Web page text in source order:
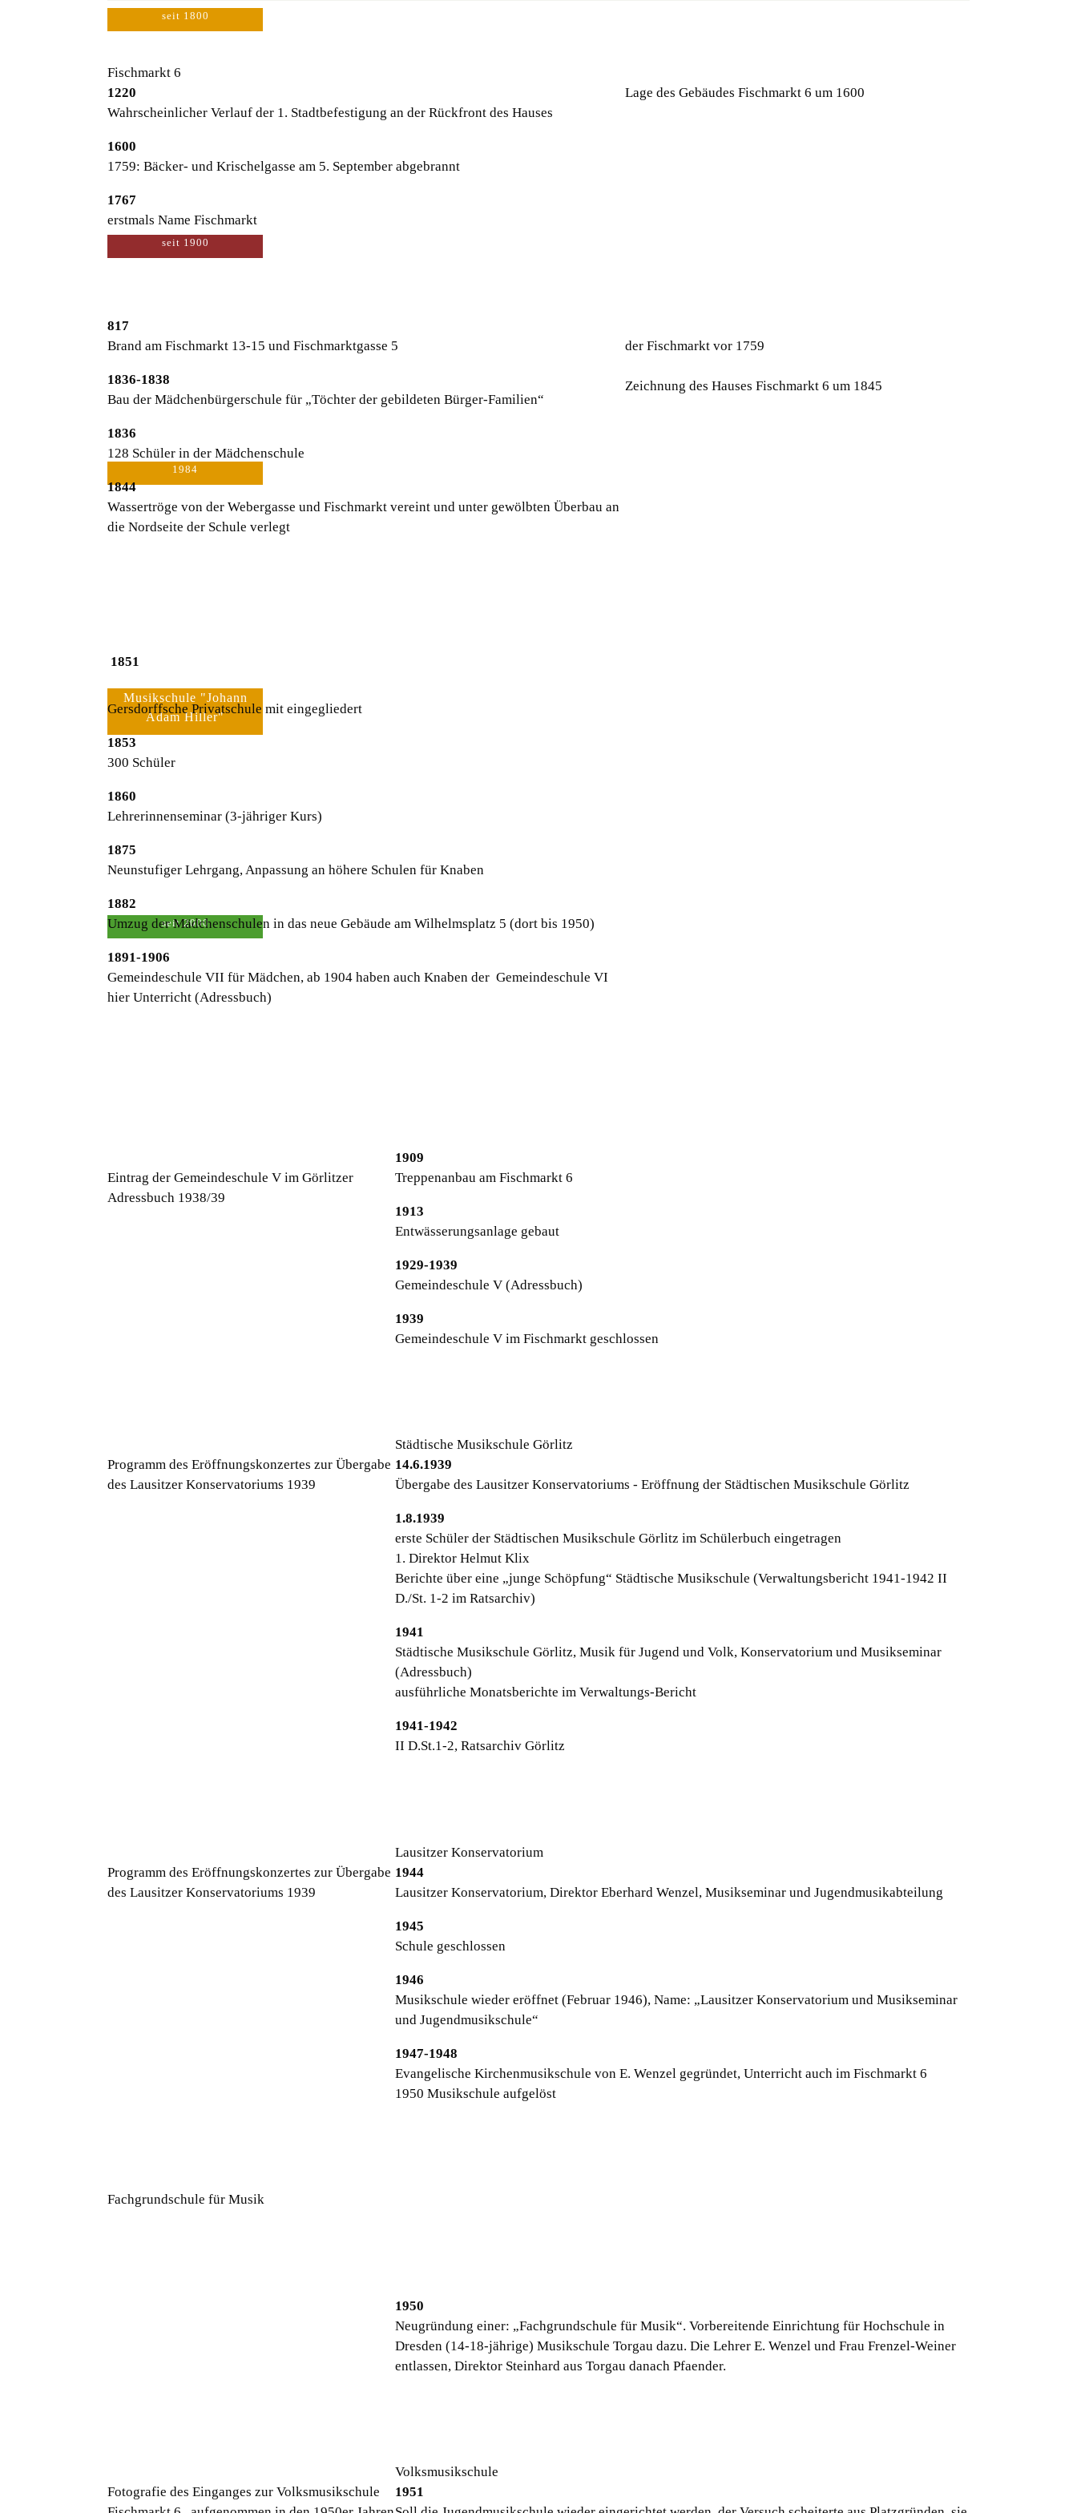
seit 1800
seit 1900
1984
Musikschule "Johann
Adam Hiller"
seit 2000
Fischmarkt 6
1220
Wahrscheinlicher Verlauf der 1. Stadtbefestigung an der Rückfront des Hauses
1600
1759: Bäcker- und Krischelgasse am 5. September abgebrannt
1767
erstmals Name Fischmarkt
Lage des Gebäudes Fischmarkt 6 um 1600
817
Brand am Fischmarkt 13-15 und Fischmarktgasse 5
1836-1838
Bau der Mädchenbürgerschule für „Töchter der gebildeten Bürger-Familien“
1836
128 Schüler in der Mädchenschule
1844
Wassertröge von der Webergasse und Fischmarkt vereint und unter gewölbten Überbau an
die Nordseite der Schule verlegt
1851
Gersdorffsche Privatschule mit eingegliedert
1853
300 Schüler
1860
Lehrerinnenseminar (3-jähriger Kurs)
1875
Neunstufiger Lehrgang, Anpassung an höhere Schulen für Knaben
1882
Umzug der Mädchenschulen in das neue Gebäude am Wilhelmsplatz 5 (dort bis 1950)
1891-1906
Gemeindeschule VII für Mädchen, ab 1904 haben auch Knaben der Gemeindeschule VI
hier Unterricht (Adressbuch)
der Fischmarkt vor 1759
Zeichnung des Hauses Fischmarkt 6 um 1845
Eintrag der Gemeindeschule V im Görlitzer
Adressbuch 1938/39
1909
Treppenanbau am Fischmarkt 6
1913
Entwässerungsanlage gebaut
1929-1939
Gemeindeschule V (Adressbuch)
1939
Gemeindeschule V im Fischmarkt geschlossen
Programm des Eröffnungskonzertes zur Übergabe
des Lausitzer Konservatoriums 1939
Städtische Musikschule Görlitz
14.6.1939
Übergabe des Lausitzer Konservatoriums - Eröffnung der Städtischen Musikschule Görlitz
1.8.1939
erste Schüler der Städtischen Musikschule Görlitz im Schülerbuch eingetragen
1. Direktor Helmut Klix
Berichte über eine „junge Schöpfung“ Städtische Musikschule (Verwaltungsbericht 1941-1942 II
D./St. 1-2 im Ratsarchiv)
1941
Städtische Musikschule Görlitz, Musik für Jugend und Volk, Konservatorium und Musikseminar
(Adressbuch)
ausführliche Monatsberichte im Verwaltungs-Bericht
1941-1942
II D.St.1-2, Ratsarchiv Görlitz
Programm des Eröffnungskonzertes zur Übergabe
des Lausitzer Konservatoriums 1939
Lausitzer Konservatorium
1944
Lausitzer Konservatorium, Direktor Eberhard Wenzel, Musikseminar und Jugendmusikabteilung
1945
Schule geschlossen
1946
Musikschule wieder eröffnet (Februar 1946), Name: „Lausitzer Konservatorium und Musikseminar
und Jugendmusikschule“
1947-1948
Evangelische Kirchenmusikschule von E. Wenzel gegründet, Unterricht auch im Fischmarkt 6
1950 Musikschule aufgelöst
Fachgrundschule für Musik
1950
Neugründung einer: „Fachgrundschule für Musik“. Vorbereitende Einrichtung für Hochschule in
Dresden (14-18-jährige) Musikschule Torgau dazu. Die Lehrer E. Wenzel und Frau Frenzel-Weiner
entlassen, Direktor Steinhard aus Torgau danach Pfaender.
Fotografie des Einganges zur Volksmusikschule
Volksmusikschule
1951